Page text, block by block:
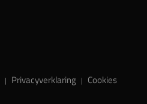
| Privacyverklaring | Cookies